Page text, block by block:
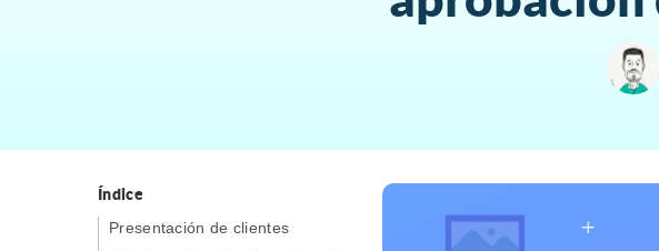
Índice
Presentación de clientes